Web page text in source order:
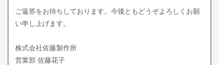
ご返答をお待ちしております。今後ともどうぞよろしくお願
い申し上げます。
株式会社佐藤製作所
営業部 佐藤花子